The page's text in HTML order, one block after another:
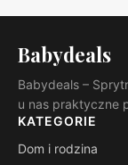
Babydeals
Babydeals –
u nas praktyczne
KATEGORIE
Dom i rodzina